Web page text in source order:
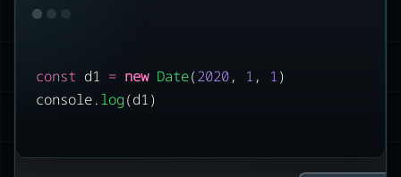
const d1 = new Date(2020, 1 , 1)
console.log(d1)